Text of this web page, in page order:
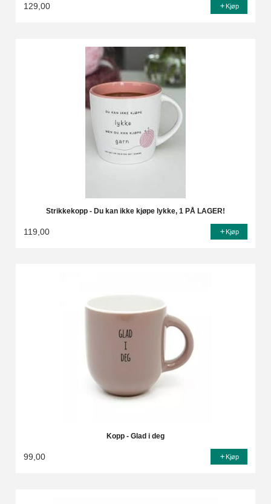
129,00 Kjøp
Strikkekopp - Du kan ikke kjøpe lykke, 1 PÅ LAGER!
119,00 Kjøp
Kopp - Glad i deg
99,00 Kjøp